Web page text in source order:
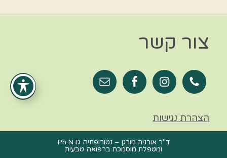
צור קשר
הצהרת נגישות
ד"ר אורנית מורגן – נטורופתיה Ph.N.D
ומטפלת מוסמכת ברפואה טבעית